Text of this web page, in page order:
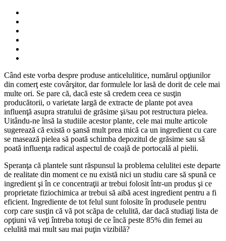
Când este vorba despre produse anticelulitice, numărul opţiunilor
din comerţ este covârşitor, dar formulele lor lasă de dorit de cele mai
multe ori. Se pare că, dacă este să credem ceea ce susţin
producătorii, o varietate largă de extracte de plante pot avea
influenţă asupra stratului de grăsime şi/sau pot restructura pielea.
Uitându-ne însă la studiile acestor plante, cele mai multe articole
sugerează că există o şansă mult prea mică ca un ingredient cu care
se masează pielea să poată schimba depozitul de grăsime sau să
poată influenţa radical aspectul de coajă de portocală al pielii.
Speranţa că plantele sunt răspunsul la problema celulitei este departe
de realitate din moment ce nu există nici un studiu care să spună ce
ingredient şi în ce concentraţii ar trebui folosit într-un produs şi ce
proprietate fiziochimica ar trebui să aibă acest ingredient pentru a fi
eficient. Ingrediente de tot felul sunt folosite în produsele pentru
corp care susţin că vă pot scăpa de celulită, dar dacă studiaţi lista de
opţiuni vă veţi întreba totuşi de ce încă peste 85% din femei au
celulită mai mult sau mai puţin vizibilă?